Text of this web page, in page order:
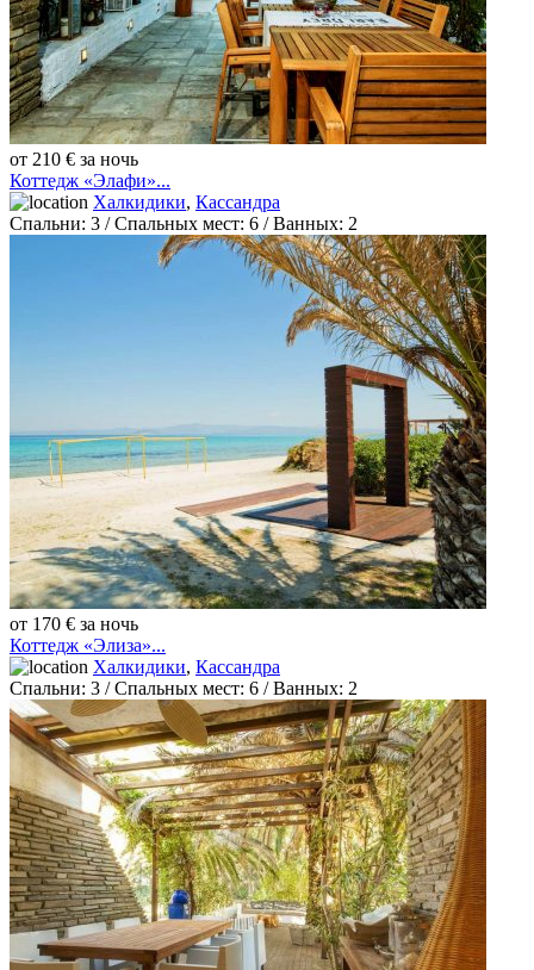
от 210 € за ночь
Коттедж «Элафи»...
Халкидики, Кассандра
Спальни: 3 / Спальных мест: 6 /Ванных: 2
от 170 € за ночь
Коттедж «Элиза»...
Халкидики, Кассандра
Спальни: 3 / Спальных мест: 6 /Ванных: 2